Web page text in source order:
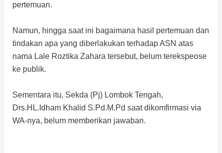
pertemuan.
Namun, hingga saat ini bagaimana hasil pertemuan dan
tindakan apa yang diberlakukan terhadap ASN atas
nama Lale Roztika Zahara tersebut, belum terekspeose
ke publik.
Sementara itu, Sekda (Pj) Lombok Tengah,
Drs.HL.Idham Khalid S.Pd.M.Pd saat dikomfirmasi via
WA-nya, belum memberikan jawaban.